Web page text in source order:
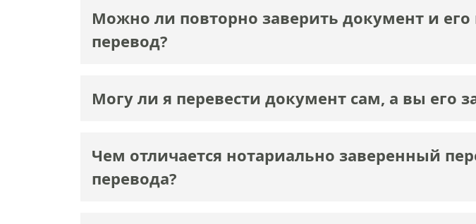
Можно ли повторно заверить документ и
перевод?
Могу ли я перевести документ сам, а вы его
Чем отличается нотариально заверенный
перевода?